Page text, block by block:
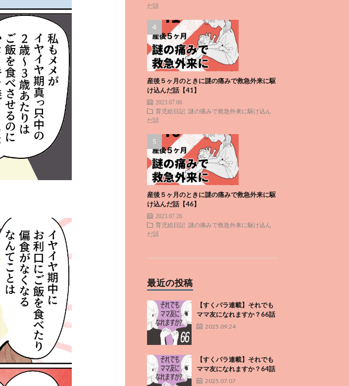
だ話
産後５ヶ月のときに謎の痛みで救急外来に駆
け込んだ話【41】
2023.07.06
育児絵日記 謎の痛みで救急外来に駆け込ん
だ話
産後５ヶ月のときに謎の痛みで救急外来に駆
け込んだ話【46】
2023.07.26
育児絵日記 謎の痛みで救急外来に駆け込ん
だ話
最近の投稿
【すくパラ連載】それでも
ママ友になれますか？66話
2025.09.24
【すくパラ連載】それでも
ママ友になれますか？64話
2025.07.07